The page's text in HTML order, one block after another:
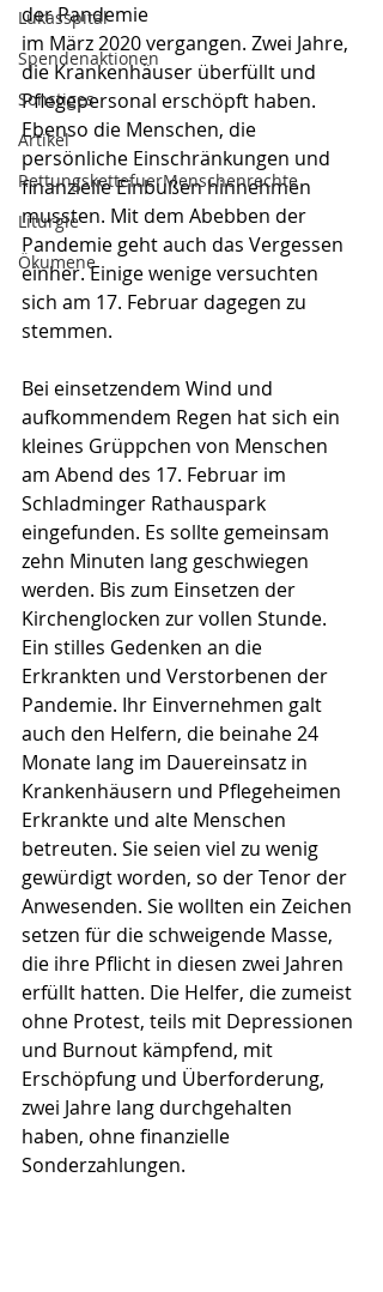
Lukasspital
Spendenaktionen
Sonstiges
Artikel
RettungskettefuerMenschenrechte
Liturgie
Ökumene
der Pandemie
im März 2020 vergangen. Zwei Jahre,
die Krankenhäuser überfüllt und
Pflegepersonal erschöpft haben.
Ebenso die Menschen, die
persönliche Einschränkungen und
finanzielle Einbußen hinnehmen
mussten. Mit dem Abebben der
Pandemie geht auch das Vergessen
einher. Einige wenige versuchten
sich am 17. Februar dagegen zu
stemmen.
Bei einsetzendem Wind und
aufkommendem Regen hat sich ein
kleines Grüppchen von Menschen
am Abend des 17. Februar im
Schladminger Rathauspark
eingefunden. Es sollte gemeinsam
zehn Minuten lang geschwiegen
werden. Bis zum Einsetzen der
Kirchenglocken zur vollen Stunde.
Ein stilles Gedenken an die
Erkrankten und Verstorbenen der
Pandemie. Ihr Einvernehmen galt
auch den Helfern, die beinahe 24
Monate lang im Dauereinsatz in
Krankenhäusern und Pflegeheimen
Erkrankte und alte Menschen
betreuten. Sie seien viel zu wenig
gewürdigt worden, so der Tenor der
Anwesenden. Sie wollten ein Zeichen
setzen für die schweigende Masse,
die ihre Pflicht in diesen zwei Jahren
erfüllt hatten. Die Helfer, die zumeist
ohne Protest, teils mit Depressionen
und Burnout kämpfend, mit
Erschöpfung und Überforderung,
zwei Jahre lang durchgehalten
haben, ohne finanzielle
Sonderzahlungen.